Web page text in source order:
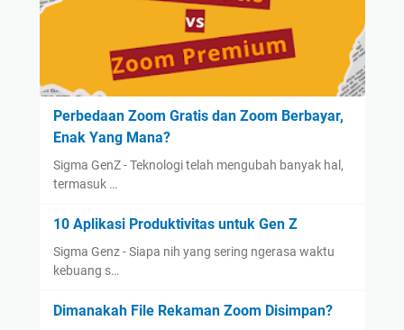
Perbedaan Zoom Gratis dan Zoom Berbayar,
Enak Yang Mana?
Sigma GenZ - Teknologi telah mengubah banyak hal,
termasuk …
10 Aplikasi Produktivitas untuk Gen Z
Sigma Genz - Siapa nih yang sering ngerasa waktu
kebuang s…
Dimanakah File Rekaman Zoom Disimpan?